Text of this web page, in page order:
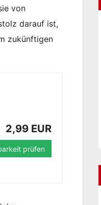
von
darauf ist,
zukünftigen
2,99 EUR
prüfen